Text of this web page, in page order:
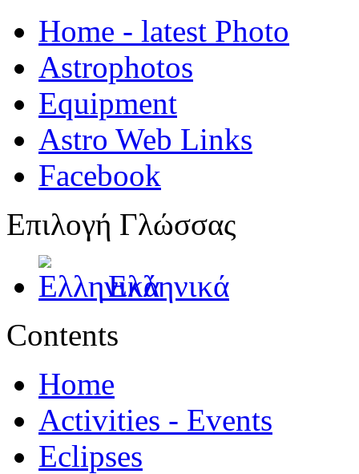
Home - latest Photo
Astrophotos
Equipment
Astro Web Links
Facebook
Επιλογή Γλώσσας
Ελληνικά
Contents
Home
Activities - Events
Eclipses